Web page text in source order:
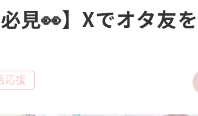
見👀】Xでオタ友
応援